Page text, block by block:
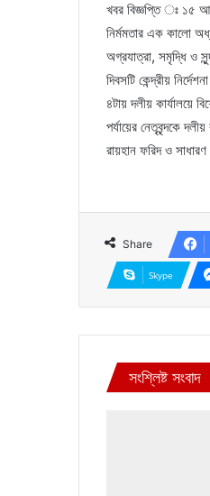
খবর বিজ্ঞপ্তি ঃ ১৫
নির্মমতার এক কালো
অগ্রযাত্রা, সমৃদ্ধি ও
দিবসটি কেন্দ্রীয়
৪টায় দলীয়
পর্যায়ের নেতৃবৃন্দকে
রায়হান ফরিদ ও
Share
Skype
সংশ্লিষ্ট সংবাদ